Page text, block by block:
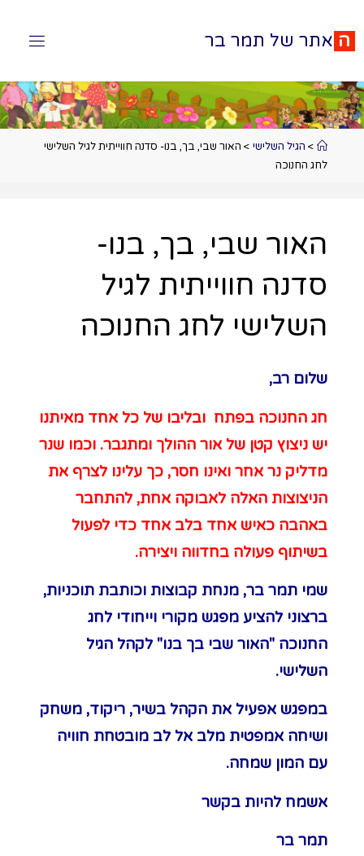
ה אתר של תמר בר
> הגיל השלישי> האור שבי, בך, בנו- סדנה חווייתית לגיל השלישי
לחג החנוכה
האור שבי, בך, בנו-
סדנה חווייתית לגיל
השלישי לחג החנוכה
שלום רב,
חג החנוכה בפתח ובליבו של כל אחד מאיתנו
יש ניצוץ קטן של אור ההולך ומתגבר. וכמו שנר
מדליק נר אחר ואינו חסר, כך עלינו לצרף את
הניצוצות האלה לאבוקה אחת, להתחבר
באהבה כאיש אחד בלב אחד כדי לפעול
בשיתוף פעולה בחדווה ויצירה.
שמי תמר בר, מנחת קבוצות וכותבת תוכניות,
ברצוני להציע מפגש מקורי וייחודי לחג
החנוכה "האור שבי בך בנו" לקהל הגיל
השלישי.
במפגש אפעיל את הקהל בשיר, ריקוד, משחק
ושיחה אמפטית מלב אל לב מובטחת חוויה
עם המון שמחה.
אשמח להיות בקשר
תמר בר